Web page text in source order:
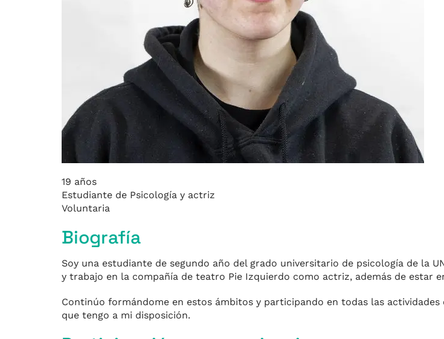
19 años
Estudiante de Psicología y actriz
Voluntaria
Biografía
Soy una estudiante de segundo año del grado universitario de psicología de la
y trabajo en la compañía de teatro Pie Izquierdo como actriz, además de estar
Continúo formándome en estos ámbitos y participando en todas las
que tengo a mi disposición.